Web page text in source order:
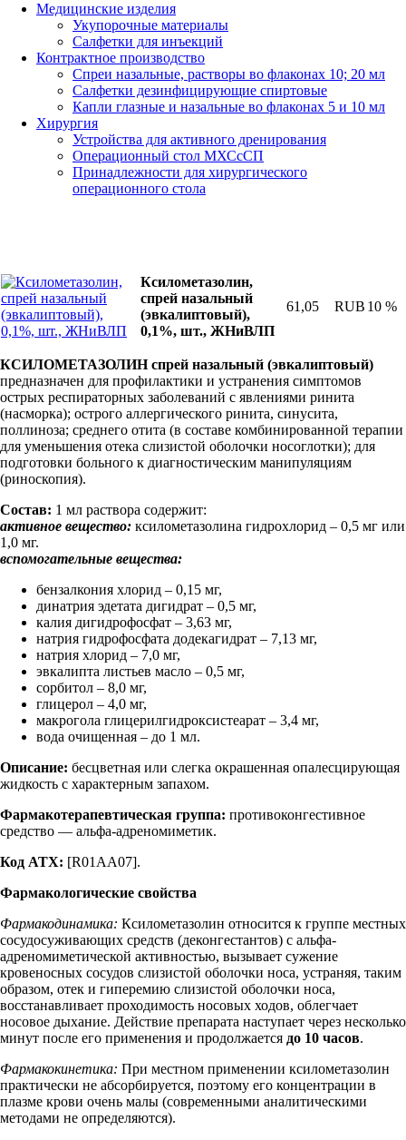
Медицинские изделия
Укупорочные материалы
Салфетки для инъекций
Контрактное производство
Спреи назальные, растворы во флаконах 10; 20 мл
Салфетки дезинфицирующие спиртовые
Капли глазные и назальные во флаконах 5 и 10 мл
Хирургия
Устройства для активного дренирования
Операционный стол МХСсСП
Принадлежности для хирургического
операционного стола
Ксилометазолин,
спрей назальный
(эвкалиптовый),
0,1%, шт., ЖНиВЛП
61,05 RUB 10 %
КСИЛОМЕТАЗОЛИН спрей назальный (эвкалиптовый)
предназначен для профилактики и устранения симптомов
острых респираторных заболеваний с явлениями ринита
(насморка); острого аллергического ринита, синусита,
поллиноза; среднего отита (в составе комбинированной терапии
для уменьшения отека слизистой оболочки носоглотки); для
подготовки больного к диагностическим манипуляциям
(риноскопия).
Состав: 1 мл раствора содержит:
активное вещество: ксилометазолина гидрохлорид – 0,5 мг или
1,0 мг.
вспомогательные вещества:
бензалкония хлорид – 0,15 мг,
динатрия эдетата дигидрат – 0,5 мг,
калия дигидрофосфат – 3,63 мг,
натрия гидрофосфата додекагидрат – 7,13 мг,
натрия хлорид – 7,0 мг,
эвкалипта листьев масло – 0,5 мг,
сорбитол – 8,0 мг,
глицерол – 4,0 мг,
макрогола глицерилгидроксистеарат – 3,4 мг,
вода очищенная – до 1 мл.
Описание: бесцветная или слегка окрашенная опалесцирующая
жидкость с характерным запахом.
Фармакотерапевтическая группа: противоконгестивное
средство — альфа-адреномиметик.
Код АТХ: [R01AA07].
Фармакологические свойства
Фармакодинамика: Ксилометазолин относится к группе местных
сосудосуживающих средств (деконгестантов) с альфа-
адреномиметической активностью, вызывает сужение
кровеносных сосудов слизистой оболочки носа, устраняя, таким
образом, отек и гиперемию слизистой оболочки носа,
восстанавливает проходимость носовых ходов, облегчает
носовое дыхание. Действие препарата наступает через несколько
минут после его применения и продолжается до 10 часов.
Фармакокинетика: При местном применении ксилометазолин
практически не абсорбируется, поэтому его концентрации в
плазме крови очень малы (современными аналитическими
методами не определяются).